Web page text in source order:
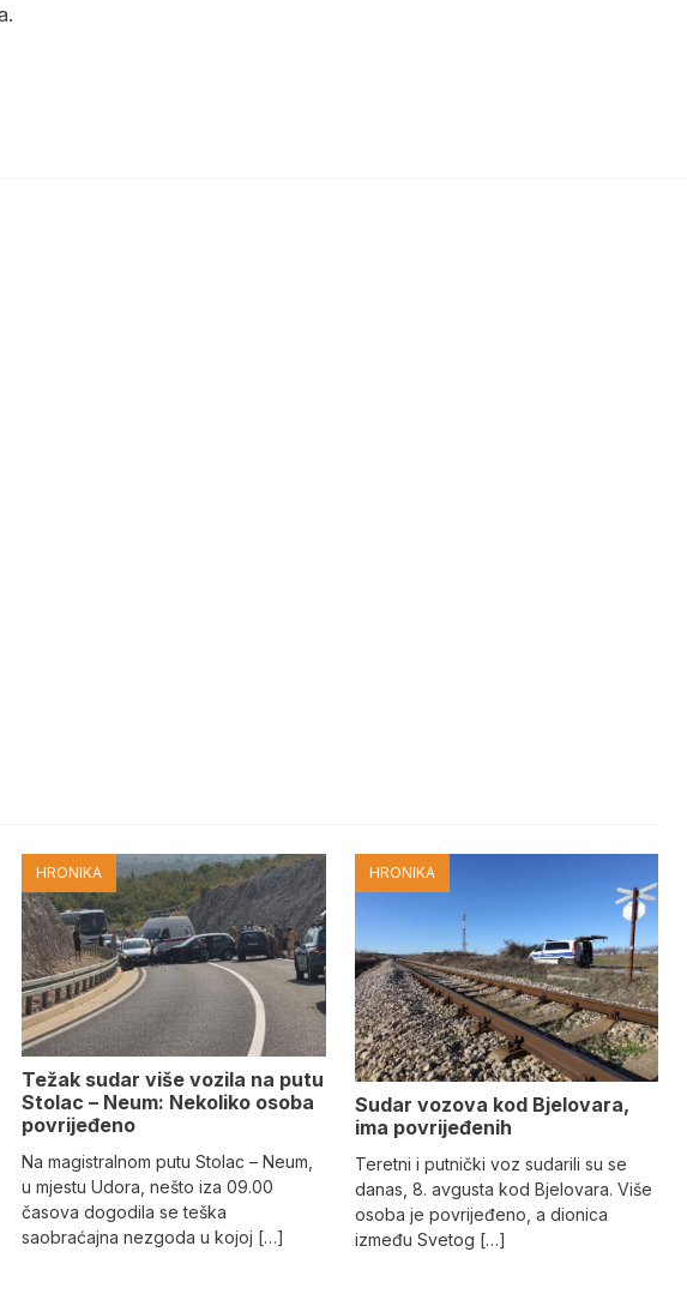
HRONIKA
Težak sudar više vozila na putu
Stolac – Neum: Nekoliko osoba
povrijeđeno
Na magistralnom putu Stolac – Neum,
u mjestu Udora, nešto iza 09.00
časova dogodila se teška
saobraćajna nezgoda u kojoj […]
HRONIKA
Sudar vozova kod Bjelovara,
ima povrijeđenih
Teretni i putnički voz sudarili su se
danas, 8. avgusta kod Bjelovara. Više
osoba je povrijeđeno, a dionica
između Svetog […]